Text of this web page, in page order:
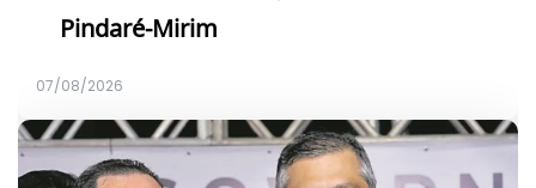
Pindaré-Mirim
07/08/2026